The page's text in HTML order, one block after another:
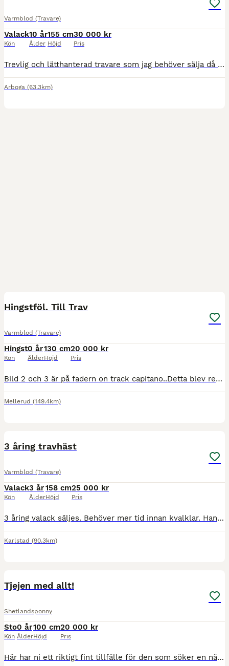
Varmblod (Travare)
Valack
Kön
10 år
Ålder
155 cm
Höjd
30 000 kr
Pris
Trevlig och lätthanterad travare som jag behöver sälja då ekonomin inte längre gör att jag kan ha honom kvar. Han är är lättlastad, trafiksäker och lättkörd, gillar att motionera och lunkar på i skoge
Arboga (63.3km)
Hingstföl. Till Trav
Varmblod (Travare)
Hingst
Kön
0 år
Ålder
130 cm
Höjd
20 000 kr
Pris
Bild 2 och 3 är på fadern on track capitano..Detta blev resultat av en tjuvbetäckning .men en sådan vacker .trevlig,korrekt fölunge. Finns bara en med så unik stam On track capitano som har .Mosaique
Mellerud (149.4km)
3 åring travhäst
Varmblod (Travare)
Valack
Kön
3 år
Ålder
158 cm
Höjd
25 000 kr
Pris
3 åring valack säljes. Behöver mer tid innan kvalklar. Han har vilat i sommar pga växt perioder. Varit på banan 2 gånger och skött sig fint. Något flegmatiskt och grön. Snäll i all hantering, går me
Karlstad (90.3km)
Tjejen med allt!
Shetlandsponny
Sto
Kön
0 år
Ålder
100 cm
Höjd
20 000 kr
Pris
Här har ni ett riktigt fint tillfälle för den som söker en nästa stjärna!🌟 Född i Maj iår så är flyttbar framåt slutet av November Mamma Arryäll kom aldrig till start pga en skada på ena ögat så